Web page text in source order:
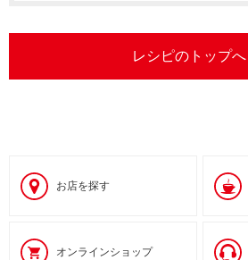
レシピのトップへ
お店を探す
オンラインショップ